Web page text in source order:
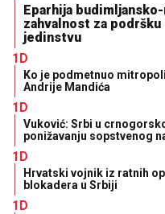
Eparhija
zahvalnost za
jedinstvu
1D
Ko je podmetnuo
Andrije Mandića
1D
Vuković: Srbi u
ponižavanju sopstvenog
1D
Hrvatski vojnik iz ratnih
blokadera u Srbiji
1D